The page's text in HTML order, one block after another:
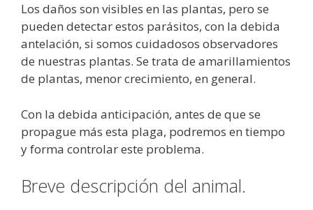
Los daños son visibles en las plantas, pero se
pueden detectar estos parásitos, con la debida
antelación, si somos cuidadosos observadores
de nuestras plantas. Se trata de amarillamientos
de plantas, menor crecimiento, en general.
Con la debida anticipación, antes de que se
propague más esta plaga, podremos en tiempo
y forma controlar este problema.
Breve descripción del animal.